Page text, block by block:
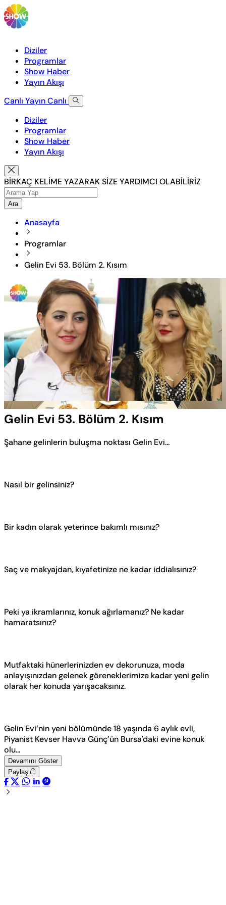
Diziler
Programlar
Show Haber
Yayın Akışı
Canlı YayınCanlı
Diziler
Programlar
Show Haber
Yayın Akışı
BİRKAÇ KELİME YAZARAK SİZE YARDIMCI OLABİLİRİZ
Ara
Anasayfa
Programlar
Gelin Evi 53. Bölüm 2. Kısım
Aç
Yüklendi
5.55%
Oynatma
Hızı
Gelin Evi 53. Bölüm 2. Kısım
Şahane gelinlerin buluşma noktası Gelin Evi…
Nasıl bir gelinsiniz?
Bir kadın olarak yeterince bakımlı mısınız?
Saç ve makyajdan, kıyafetinize ne kadar iddialısınız?
Peki ya ikramlarınız, konuk ağırlamanız? Ne kadar
hamaratsınız?
Mutfaktaki hünerlerinizden ev dekorunuza, moda
anlayışınızdan gelenek göreneklerimize kadar yeni gelin
olarak her konuda yarışacaksınız.
Gelin Evi’nin yeni bölümünde 18 yaşında 6 aylık evli,
Piyanist Kevser Havva Günç’ün Bursa'daki evine konuk
olu...
Devamını Göster
Paylaş